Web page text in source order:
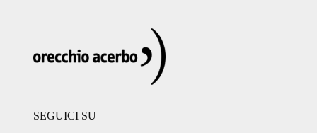
SEGUICI SU